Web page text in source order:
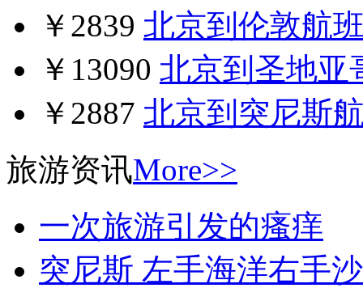
￥2839 北京到伦敦航
￥13090 北京到圣地亚
￥2887 北京到突尼斯
旅游资讯More>>
一次旅游引发的瘙痒
突尼斯 左手海洋右手